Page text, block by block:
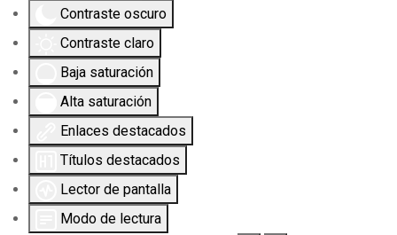
Contraste oscuro
Contraste claro
Baja saturación
Alta saturación
Enlaces destacados
Títulos destacados
Lector de pantalla
Modo de lectura